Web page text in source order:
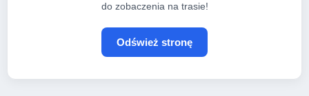
do zobaczenia na trasie!
Odśwież stronę